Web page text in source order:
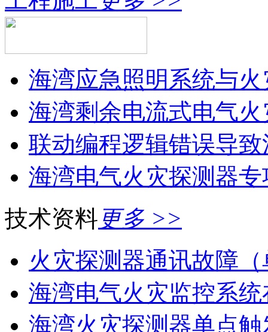
海湾应急照明系统与火
海湾剩余电流式电气火
联动编程逻辑错误导致
海湾电气火灾探测器
技术资料 更多 >>
火灾探测器通讯故障
海湾电气火灾监控系统
海湾火灾探测器单点